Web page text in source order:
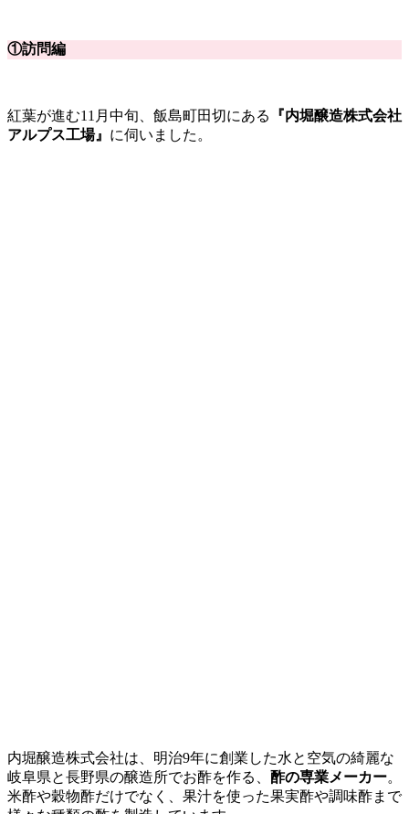
①訪問編
紅葉が進む11月中旬、飯島町田切にある
『内堀醸造株式会社
アルプス工場』 に伺いました。
内堀醸造株式会社は、明治9年に創業した水と空気の綺麗な
岐阜県と長野県の醸造所でお酢を作る、 酢の専業メーカー。
米酢や穀物酢だけでなく、果汁を使った果実酢や調味酢まで